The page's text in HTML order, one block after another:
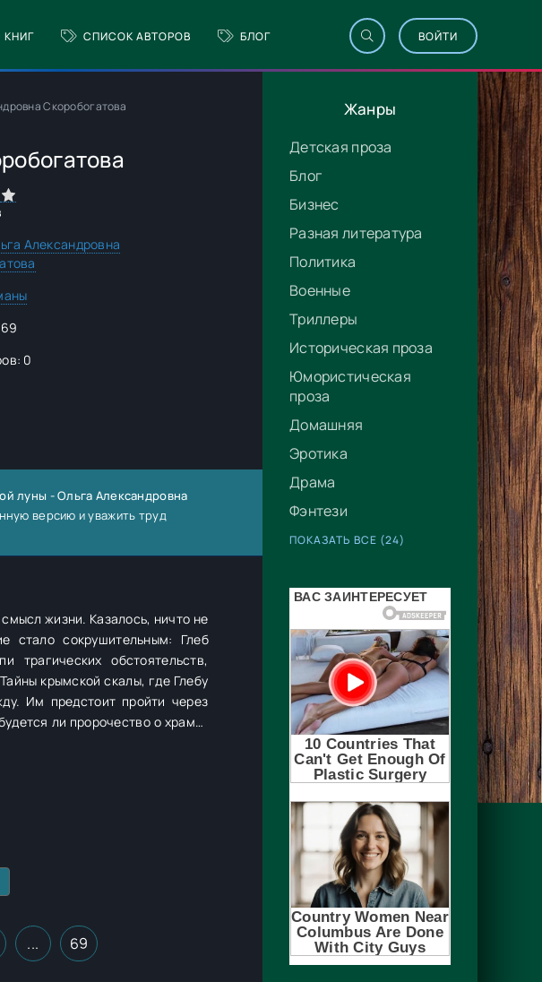
КНИГ СПИСОК АВТОРОВ БЛОГ ВОЙТИ
Жанры
Детская проза
Блог
Бизнес
Разная литература
Политика
Военные
Триллеры
Историческая проза
Юмористическая
проза
Домашняя
Эротика
Драма
Фэнтези
ПОКАЗАТЬ ВСЕ (24)
Скоробогатова
Александровна
0
луны - Ольга Александровна
версию и уважить труд
жизни. Казалось, ничто не
стало сокрушительным: Глеб
крымской скалы, где Глебу
ли пророчество о храме-
... 69